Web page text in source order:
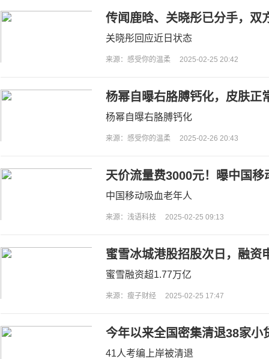
传闻鹿晗、关晓彤已分手，双
分手时间
关晓彤回应近日状态
来源：感受你的温柔 2025-02-25 20:42
杨幂自曝右胳膊钙化，皮肤正
痛心态超好
杨幂自曝右胳膊钙化
来源：感受你的温柔 2025-02-26 20:43
天价流量费3000元！曝中国移
中国移动吸血老年人
来源：浅语科技 2025-02-25 09:13
蜜雪冰城港股招股次日，融资
蜜雪融资超1.77万亿
来源：瘦子财经 2025-02-25 17:47
今年以来全国密集清退38家小
41人考编上岸被清退